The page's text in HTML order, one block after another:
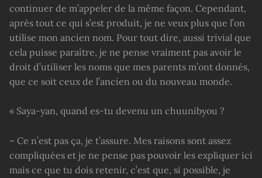
continuer de m’appeler de la même façon. Cependant,
après tout ce qui s’est produit, je ne veux plus que l’on
utilise mon ancien nom. Pour tout dire, aussi trivial que
cela puisse paraître, je ne pense vraiment pas avoir le
droit d’utiliser les noms que mes parents m’ont donnés,
que ce soit ceux de l’ancien ou du nouveau monde.
« Saya-yan, quand es-tu devenu un chuunibyou ?
– Ce n’est pas ça, je t’assure. Mes raisons sont assez
compliquées et je ne pense pas pouvoir les expliquer ici
mais ce que tu dois retenir, c’est que, si possible, je